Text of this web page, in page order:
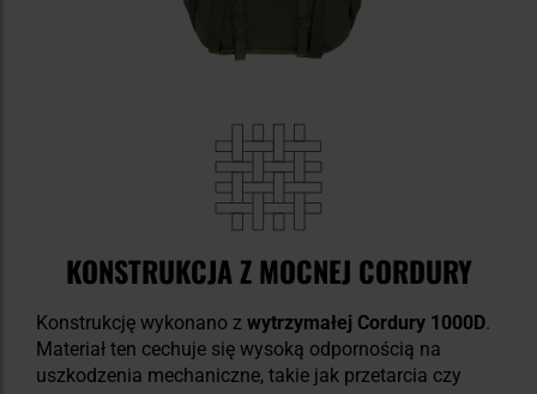
KONSTRUKCJA Z MOCNEJ CORDURY
Konstrukcję wykonano z wytrzymałej Cordury 1000D.
Materiał ten cechuje się wysoką odpornością na
uszkodzenia mechaniczne, takie jak przetarcia czy